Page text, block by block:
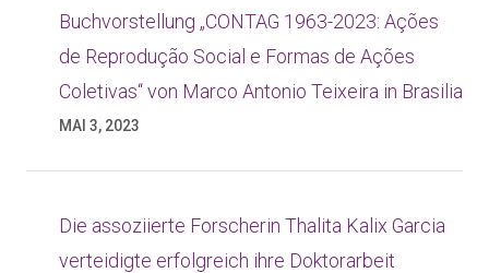
Buchvorstellung „CONTAG 1963-2023: Ações
de Reprodução Social e Formas de Ações
Coletivas“ von Marco Antonio Teixeira in Brasilia
MAI 3, 2023
Die assoziierte Forscherin Thalita Kalix Garcia
verteidigte erfolgreich ihre Doktorarbeit